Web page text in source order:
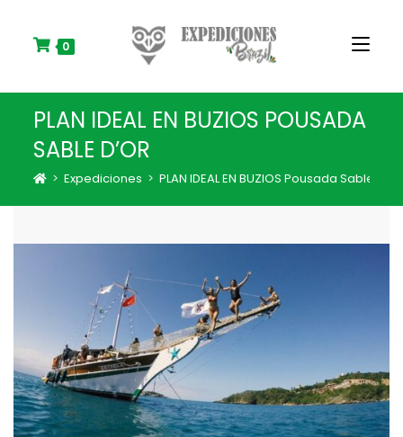
0
PLAN IDEAL EN BUZIOS POUSADA
SABLE D’OR
> Expediciones > PLAN IDEAL EN BUZIOS Pousada Sable D’or